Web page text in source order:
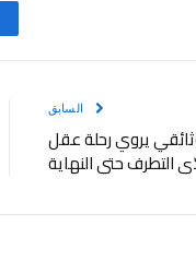
السابق
يروي رحلة عقل
التطرف حتى النهاية